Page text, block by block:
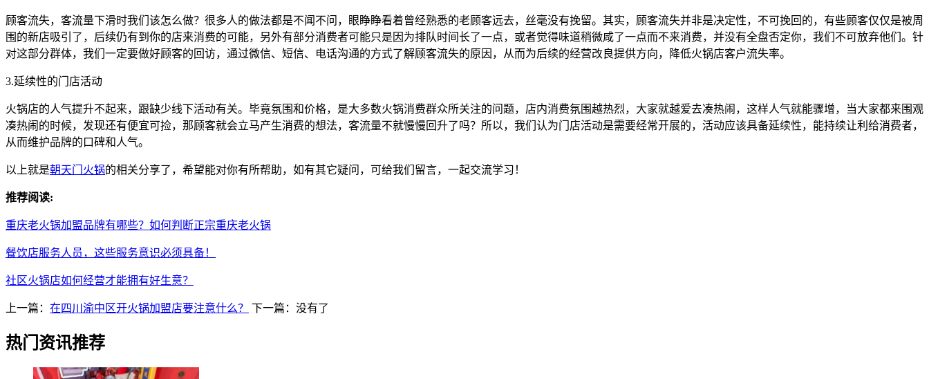
顾客流失，客流量下滑时我们该怎么做？很多人的做法都是不闻不问，眼睁睁看着曾经熟悉的老顾客远去，丝毫没有挽留。其实，顾客流失并非是决定性，不可挽回的，有些顾客仅仅是被周
围的新店吸引了，后续仍有到你的店来消费的可能，另外有部分消费者可能只是因为排队时间长了一点，或者觉得味道稍微咸了一点而不来消费，并没有全盘否定你，我们不可放弃他们。针
对这部分群体，我们一定要做好顾客的回访，通过微信、短信、电话沟通的方式了解顾客流失的原因，从而为后续的经营改良提供方向，降低火锅店客户流失率。
3.延续性的门店活动
火锅店的人气提升不起来，跟缺少线下活动有关。毕竟氛围和价格，是大多数火锅消费群众所关注的问题，店内消费氛围越热烈，大家就越爱去凑热闹，这样人气就能骤增，当大家都来围观
凑热闹的时候，发现还有便宜可捡，那顾客就会立马产生消费的想法，客流量不就慢慢回升了吗？所以，我们认为门店活动是需要经常开展的，活动应该具备延续性，能持续让利给消费者，
从而维护品牌的口碑和人气。
以上就是朝天门火锅的相关分享了，希望能对你有所帮助，如有其它疑问，可给我们留言，一起交流学习！
推荐阅读:
重庆老火锅加盟品牌有哪些？如何判断正宗重庆老火锅
餐饮店服务人员，这些服务意识必须具备！
社区火锅店如何经营才能拥有好生意？
上一篇： 在四川渝中区开火锅加盟店要注意什么？ 下一篇：没有了
热门资讯推荐